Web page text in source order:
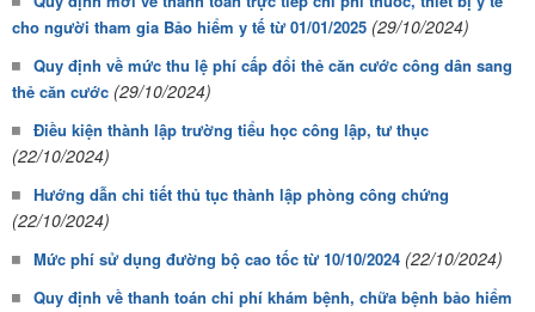
cho người tham gia Bảo hiểm y tế từ 01/01/2025 (29/10/2024)
Quy định về mức thu lệ phí cấp đổi thẻ căn cước công dân sang
thẻ căn cước (29/10/2024)
Điều kiện thành lập trường tiểu học công lập, tư thục
(22/10/2024)
Hướng dẫn chi tiết thủ tục thành lập phòng công chứng
(22/10/2024)
Mức phí sử dụng đường bộ cao tốc từ 10/10/2024 (22/10/2024)
Quy định về thanh toán chi phí khám bệnh, chữa bệnh bảo hiểm